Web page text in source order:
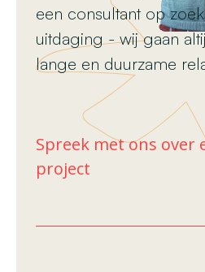
een consultant op
uitdaging - wij gaan
lange en duurzame
Spreek met ons over
project